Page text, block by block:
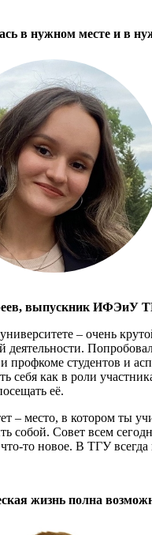
в нужном месте и в
выпускник ИФЭиУ
– очень
деятельности.
профкоме студентов и
себя как в роли
её.
– место, в котором ты
собой. Совет всем
то новое. В ТГУ
жизнь полна